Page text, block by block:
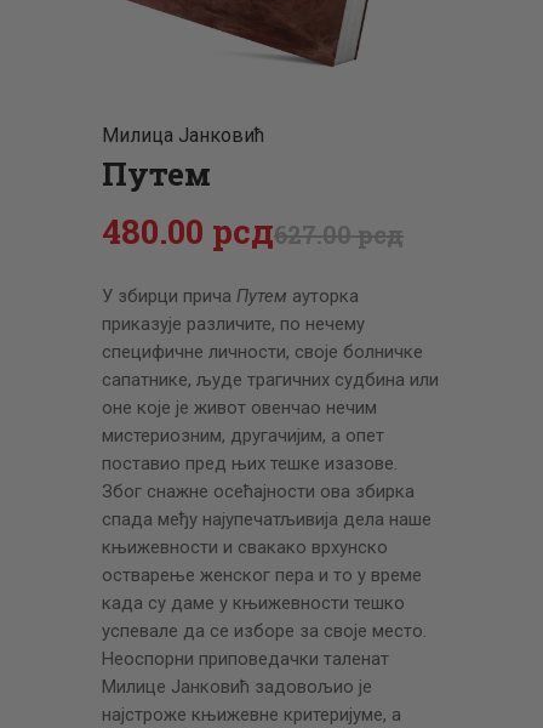
ЦЕНОВНИК
Милица Јанковић
Путем
627.00рсд
480.00 рсд
У збирци прича Путем ауторка
приказује различите, по нечему
специфичне личности, своје болничке
сапатнике, људе трагичних судбина или
оне које је живот овенчао нечим
мистериозним, другачијим, а опет
поставио пред њих тешке изазове.
Због снажне осећајности ова збирка
спада међу најупечатљивија дела наше
књижевности и свакако врхунско
остварење женског пера и то у време
када су даме у књижевности тешко
успевале да се изборе за своје место.
Неоспорни приповедачки таленат
Милице Јанковић задовољио је
најстроже књижевне критеријуме, а